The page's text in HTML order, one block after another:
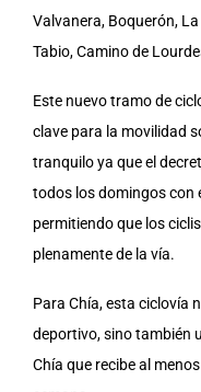
Valvanera, Boquerón,
Tabio, Camino de
Este nuevo tramo de
clave para la movilidad
tranquilo ya que el
todos los domingos con
permitiendo que los
plenamente de la vía.
Para Chía, esta ciclovía
deportivo, sino también
Chía que recibe al